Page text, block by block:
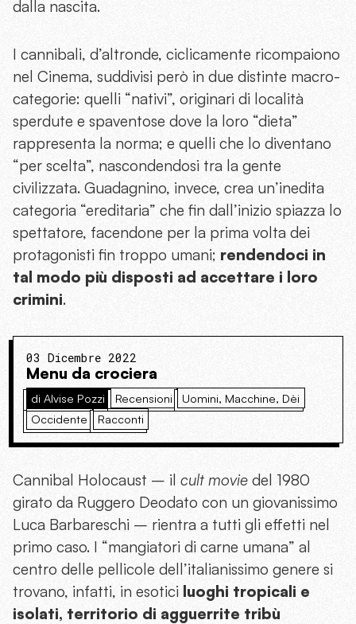
dalla nascita.
I cannibali, d’altronde, ciclicamente ricompaiono
nel Cinema, suddivisi però in due distinte macro-
categorie: quelli “nativi”, originari di località
sperdute e spaventose dove la loro “dieta”
rappresenta la norma; e quelli che lo diventano
“per scelta”, nascondendosi tra la gente
civilizzata. Guadagnino, invece, crea un’inedita
categoria “ereditaria” che fin dall’inizio spiazza lo
spettatore, facendone per la prima volta dei
protagonisti fin troppo umani; rendendoci in
tal modo più disposti ad accettare i loro
crimini.
03 Dicembre 2022
Menu da crociera
di Alvise Pozzi Recensioni
Uomini, Macchine, Dèi
Occidente
Racconti
Cannibal Holocaust – il cult movie del 1980
girato da Ruggero Deodato con un giovanissimo
Luca Barbareschi – rientra a tutti gli effetti nel
primo caso. I “mangiatori di carne umana” al
centro delle pellicole dell’italianissimo genere si
trovano, infatti, in esotici luoghi tropicali e
isolati, territorio di agguerrite tribù